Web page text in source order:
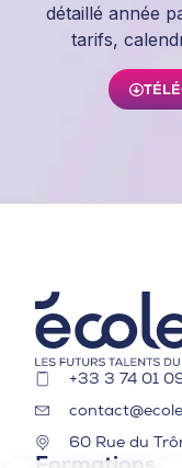
détaillé année
tarifs,
+33 3 74 01
60 Rue du